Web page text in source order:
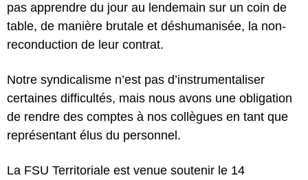
pas apprendre du jour au lendemain sur un coin de
table, de manière brutale et déshumanisée, la non-
reconduction de leur contrat.
Notre syndicalisme n’est pas d’instrumentaliser
certaines difficultés, mais nous avons une obligation
de rendre des comptes à nos collègues en tant que
représentant élus du personnel.
La FSU Territoriale est venue soutenir le 14